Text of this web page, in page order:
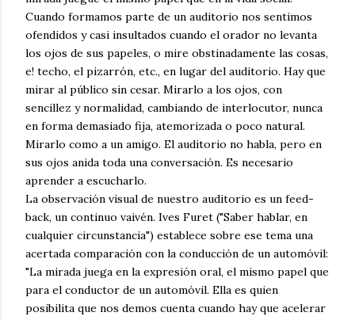
Cuando formamos parte de un auditorio nos sentimos
ofendidos y casi insultados cuando el orador no levanta
los ojos de sus papeles, o mire obstinadamente las cosas,
e! techo, el pizarrón, etc., en lugar del auditorio. Hay que
mirar al público sin cesar. Mirarlo a los ojos, con
sencillez y normalidad, cambiando de interlocutor, nunca
en forma demasiado fija, atemorizada o poco natural.
Mirarlo como a un amigo. El auditorio no habla, pero en
sus ojos anida toda una conversación. Es necesario
aprender a escucharlo.
La observación visual de nuestro auditorio es un feed-
back, un continuo vaivén. Ives Furet ("Saber hablar, en
cualquier circunstancia") establece sobre ese tema una
acertada comparación con la conducción de un automóvil:
"La mirada juega en la expresión oral, el mismo papel que
para el conductor de un automóvil. Ella es quien
posibilita que nos demos cuenta cuando hay que acelerar